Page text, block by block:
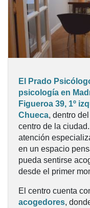
El Prado
psicología en
Figueroa 39, 1º
Chueca, dentro
centro de la
atención
en un espacio
pueda sentirse
desde el primer
El centro cuenta
acogedores,